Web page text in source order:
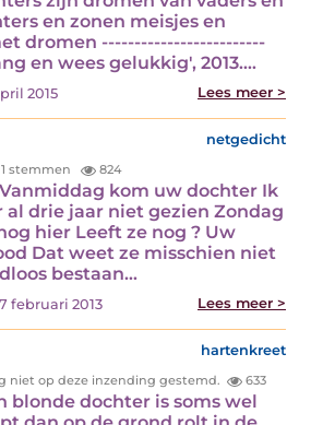
en zonen meisjes en
dromen -------------------------
en wees gelukkig', 2013.…
2015 Lees meer >
netgedicht
stemmen 824
kom uw dochter Ik
drie jaar niet gezien Zondag
hier Leeft ze nog ? Uw
Dat weet ze misschien niet
bestaan…
februari 2013 Lees meer >
hartenkreet
niet op deze inzending gestemd. 633
blonde dochter is soms wel